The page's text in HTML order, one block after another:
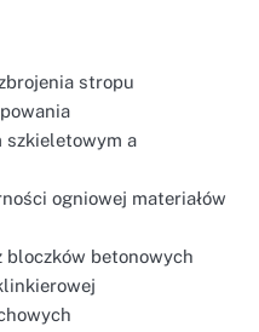
stropu
szkieletowym a
ogniowej materiałów
bloczków betonowych